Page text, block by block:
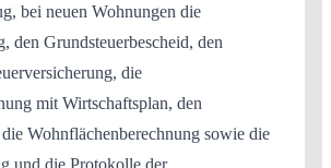
bei neuen Wohnungen die
den Grundsteuerbescheid, den
die
mit Wirtschaftsplan, den
Wohnflächenberechnung sowie die
und die Protokolle der